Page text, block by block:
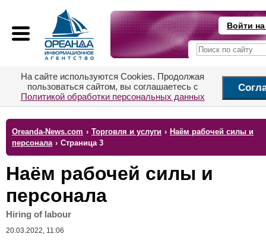
Войти
На сайте используются Cookies. Продолжая
пользоваться сайтом, вы соглашаетесь с
Политикой обработки персональных данных
Oreanda-News.com › Торговля и услуги › Наём рабочей силы и
персонала › Страница 3
Наём рабочей силы и
персонала
Hiring of labour
20.03.2022, 11:06